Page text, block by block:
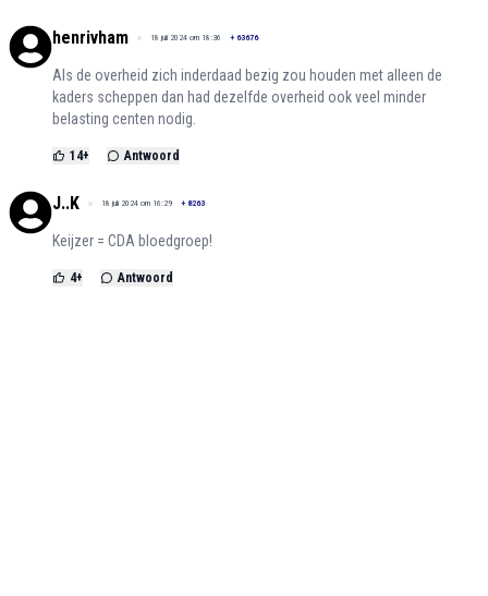
henrivham 18 juli 2024 om 18:36 + 63676
Als de overheid zich inderdaad bezig zou houden met alleen de
kaders scheppen dan had dezelfde overheid ook veel minder
belasting centen nodig.
14+ Antwoord
J..K 18 juli 2024 om 16:29 + 8263
Keijzer = CDA bloedgroep!
4+ Antwoord